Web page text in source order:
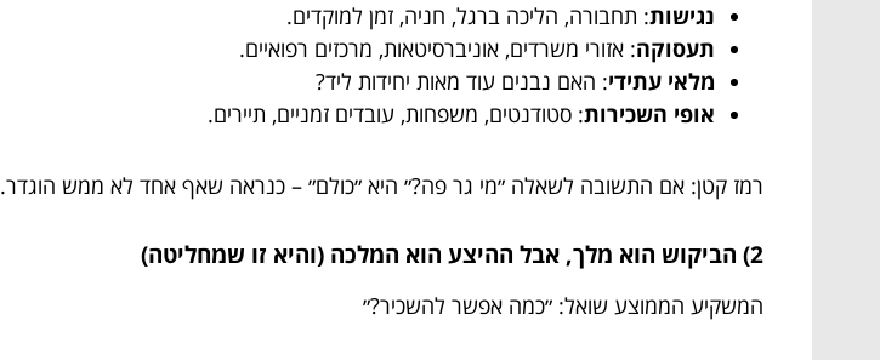
נגישות: תחבורה, הליכה ברגל, חניה, זמן למוקדים.
תעסוקה: אזורי משרדים, אוניברסיטאות, מרכזים רפואיים.
מלאי עתידי: האם נבנים עוד מאות יחידות ליד?
אופי השכירות: סטודנטים, משפחות, עובדים זמניים, תיירים.
רמז קטן: אם התשובה לשאלה ״מי גר פה?״ היא ״כולם״ – כנראה שאף אחד לא ממש הוגדר.
2) הביקוש הוא מלך, אבל ההיצע הוא המלכה (והיא זו שמחליטה)
המשקיע הממוצע שואל: ״כמה אפשר להשכיר?״